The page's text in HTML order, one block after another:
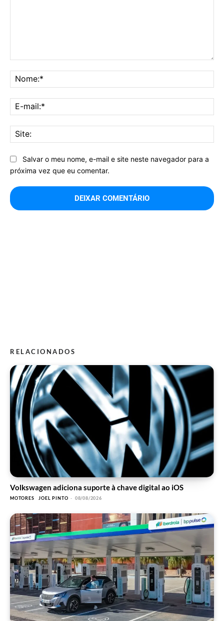
Salvar o meu nome, e-mail e site neste navegador para a
próxima vez que eu comentar.
RELACIONADOS
Volkswagen adiciona suporte à chave digital ao iOS
MOTORES JOEL PINTO - 08/08/2026